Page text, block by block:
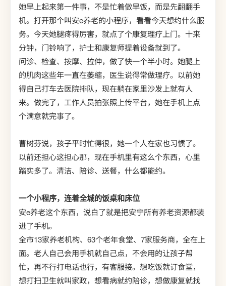
她早上起来第一件事，不是忙着做早饭，而是先翻翻手
机。打开那个叫安e养老的小程序，看看今天想约什么服
务。今天她腿疼得厉害，就点了个康复理疗上门。十来
分钟，门铃响了，护士和康复师提着设备就到了。
问诊、检查、按摩、拉伸，做了快一个半小时。她腿上
的肌肉这些年一直在萎缩，医生说得常做理疗。以前她
得自己打车去医院排队，现在躺在家里沙发上就有人
来。做完了，工作人员拍张照上传平台，她在手机上点
个满意就完事了。
曹树芬说，孩子平时忙得很，她一个人在家也习惯了。
以前还担心这担心那，现在手机里有这么个东西，心里
踏实多了。清洁、陪诊、送餐，什么都能约。
一个小程序，连着全城的饭桌和床位
安e养老这个东西，说白了就是把安宁所有养老资源都装
进了手机。
全市13家养老机构、63个老年食堂、7家服务商，全在上
面。老人自己会用手机就自己点，不会用的让孩子帮
忙，再不行打电话也行，有客服接。想吃饭就订食堂，
想打扫卫生就叫家政，想看病就约陪诊，想做康复就找